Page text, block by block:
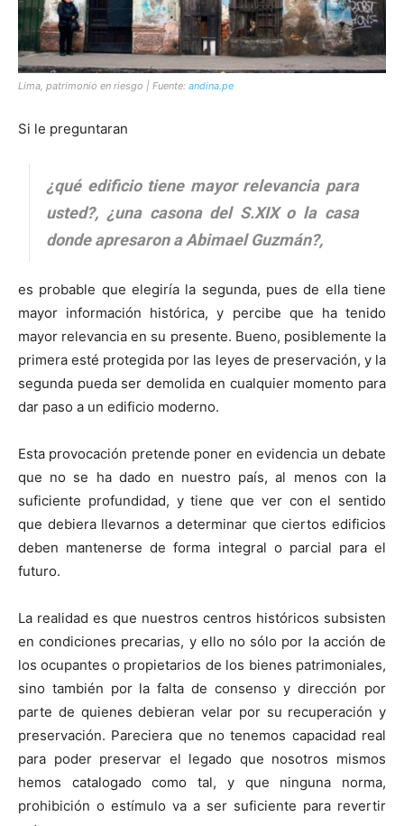
Lima, patrimonio en riesgo | Fuente: andina.pe
Si le preguntaran
¿qué edificio tiene mayor relevancia para
usted?, ¿una casona del S.XIX o la casa
donde apresaron a Abimael Guzmán?,
es probable que elegiría la segunda, pues de ella tiene
mayor información histórica, y percibe que ha tenido
mayor relevancia en su presente. Bueno, posiblemente la
primera esté protegida por las leyes de preservación, y la
segunda pueda ser demolida en cualquier momento para
dar paso a un edificio moderno.
Esta provocación pretende poner en evidencia un debate
que no se ha dado en nuestro país, al menos con la
suficiente profundidad, y tiene que ver con el sentido
que debiera llevarnos a determinar que ciertos edificios
deben mantenerse de forma integral o parcial para el
futuro.
La realidad es que nuestros centros históricos subsisten
en condiciones precarias, y ello no sólo por la acción de
los ocupantes o propietarios de los bienes patrimoniales,
sino también por la falta de consenso y dirección por
parte de quienes debieran velar por su recuperación y
preservación. Pareciera que no tenemos capacidad real
para poder preservar el legado que nosotros mismos
hemos catalogado como tal, y que ninguna norma,
prohibición o estímulo va a ser suficiente para revertir